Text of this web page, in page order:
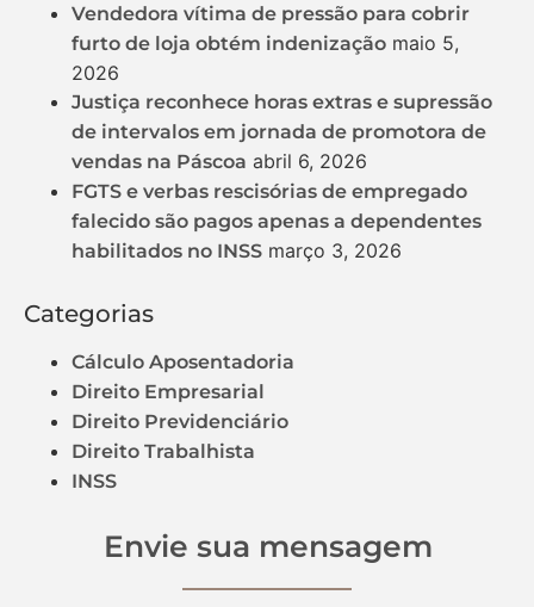
Vendedora vítima de pressão para cobrir
furto de loja obtém indenização maio 5,
2026
Justiça reconhece horas extras e supressão
de intervalos em jornada de promotora de
vendas na Páscoa abril 6, 2026
FGTS e verbas rescisórias de empregado
falecido são pagos apenas a dependentes
habilitados no INSS março 3, 2026
Categorias
Cálculo Aposentadoria
Direito Empresarial
Direito Previdenciário
Direito Trabalhista
INSS
Envie sua mensagem